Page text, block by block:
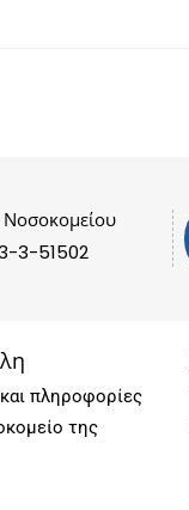
3-51502
πληροφορίες
της